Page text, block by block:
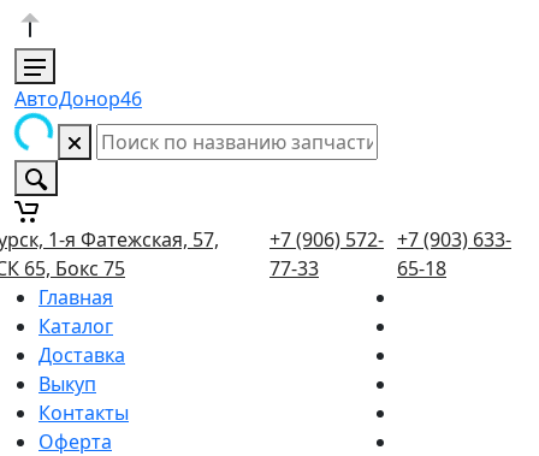
АвтоДонор46
1-я Фатежская, 57,
65, Бокс 75
+7 (906) 572-
77-33
+7 (903) 633-
65-18
Главная
Каталог
Доставка
Выкуп
Контакты
Оферта